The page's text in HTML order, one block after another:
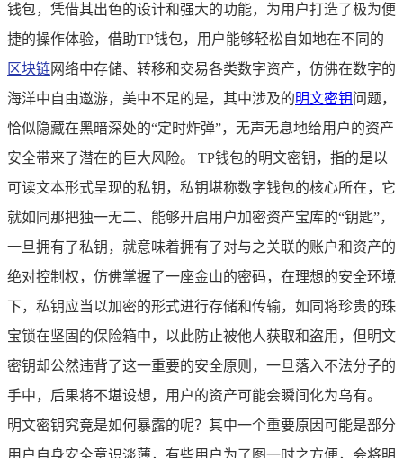
钱包，凭借其出色的设计和强大的功能，为用户打造了极为便
捷的操作体验，借助TP钱包，用户能够轻松自如地在不同的
区块链网络中存储、转移和交易各类数字资产，仿佛在数字的
海洋中自由遨游，美中不足的是，其中涉及的明文密钥问题，
恰似隐藏在黑暗深处的“定时炸弹”，无声无息地给用户的资产
安全带来了潜在的巨大风险。 TP钱包的明文密钥，指的是以
可读文本形式呈现的私钥，私钥堪称数字钱包的核心所在，它
就如同那把独一无二、能够开启用户加密资产宝库的“钥匙”，
一旦拥有了私钥，就意味着拥有了对与之关联的账户和资产的
绝对控制权，仿佛掌握了一座金山的密码，在理想的安全环境
下，私钥应当以加密的形式进行存储和传输，如同将珍贵的珠
宝锁在坚固的保险箱中，以此防止被他人获取和盗用，但明文
密钥却公然违背了这一重要的安全原则，一旦落入不法分子的
手中，后果将不堪设想，用户的资产可能会瞬间化为乌有。
明文密钥究竟是如何暴露的呢？其中一个重要原因可能是部分
用户自身安全意识淡薄，有些用户为了图一时之方便，会将明